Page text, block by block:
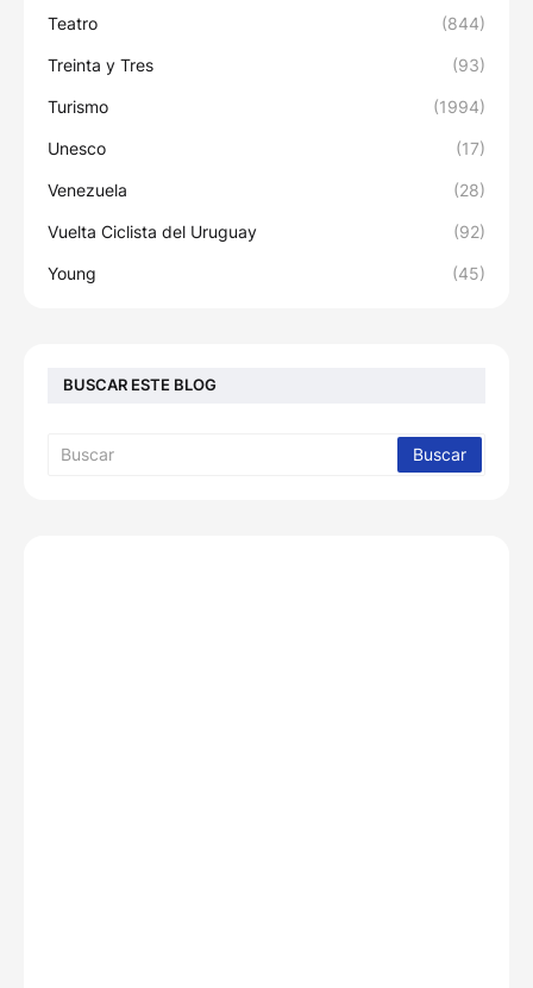
Teatro (844)
Treinta y Tres (93)
Turismo (1994)
Unesco (17)
Venezuela (28)
Vuelta Ciclista del Uruguay (92)
Young (45)
BUSCAR ESTE BLOG